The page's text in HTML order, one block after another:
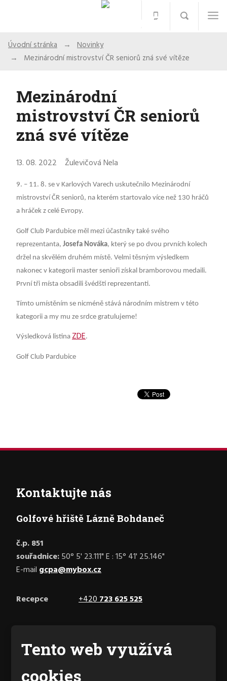
Úvodní stránka
Novinky
Mezinárodní mistrovství ČR seniorů zná své vítěze
Mezinárodní
mistrovství ČR seniorů
zná své vítěze
13. 08. 2022 Žulevičová Nela
9. – 11. 8. se v Karlových Varech uskutečnilo Mezinárodní
mistrovství ČR seniorů, na kterém startovalo více než 130 hráčů
a hráček z celé Evropy.
Golf Club Pardubice měl mezi účastníky také svého
reprezentanta, Josefa Nováka, který se po dvou prvních kolech
držel na skvělém druhém místě. Velmi těsným výsledkem
nakonec v kategorii master senioři získal bramborovou medaili.
První tři místa obsadili švédští reprezentanti.
Tímto umístěním se nicméně stává národním mistrem v této
kategorii a my mu ze srdce gratulujeme!
Výsledková listina ZDE.
Golf Club Pardubice
Kontaktujte nás
Golfové hřiště Lázně Bohdaneč
č.p. 851
souřadnice:50° 5' 23.111" E : 15° 41' 25.146"
E-mail gcpa@mybox.cz
Recepce +420723 625 525
Facebook
Tento web využívá
cookies